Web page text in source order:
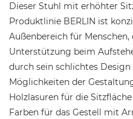
Dieser Stuhl mit erhöhter
Produktlinie BERLIN ist
Außenbereich für
Unterstützung beim
durch sein schlichtes
Möglichkeiten der
Holzlasuren für die
Farben für das Gestell mit